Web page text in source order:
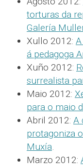
torturas da
Galería
Xullo 2012:
á pedagoga
Xuño 2012:
surrealista
Maio 2012:
para o maio
Abril 2012: A
protagoniza
Muxía.
Marzo 2012: